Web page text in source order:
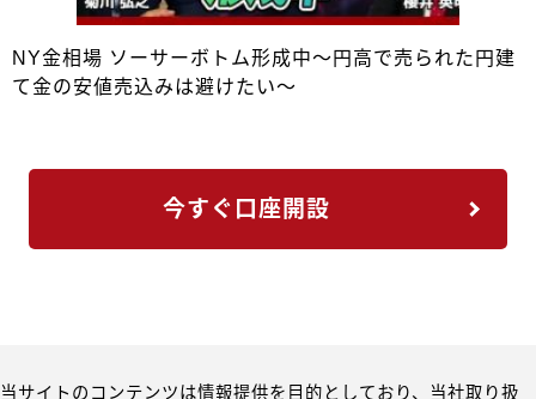
NY金相場 ソーサーボトム形成中～円高で売られた円建
て金の安値売込みは避けたい～
今すぐ口座開設
当サイトのコンテンツは情報提供を目的としており、当社取り扱